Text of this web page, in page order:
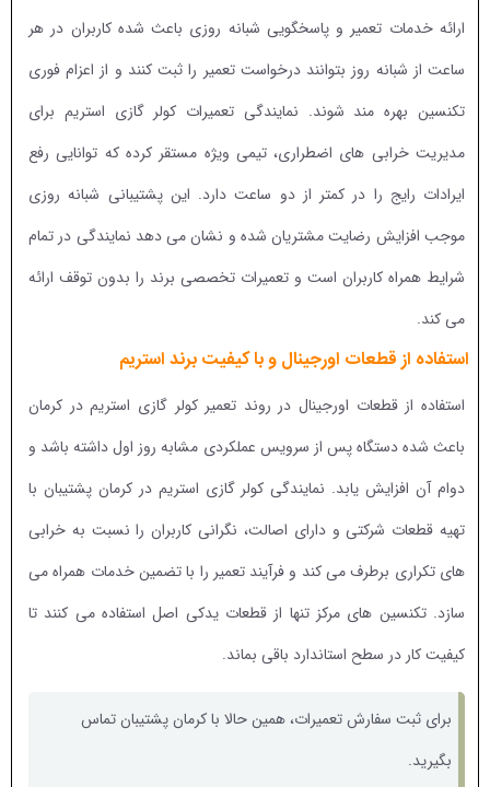
ارائه خدمات تعمیر و پاسخگویی شبانه روزی باعث شده کاربران در هر
ساعت از شبانه روز بتوانند درخواست تعمیر را ثبت کنند و از اعزام فوری
تکنسین بهره مند شوند. نمایندگی تعمیرات کولر گازی استریم برای
مدیریت خرابی های اضطراری، تیمی ویژه مستقر کرده که توانایی رفع
ایرادات رایج را در کمتر از دو ساعت دارد. این پشتیبانی شبانه روزی
موجب افزایش رضایت مشتریان شده و نشان می دهد نمایندگی در تمام
شرایط همراه کاربران است و تعمیرات تخصصی برند را بدون توقف ارائه
می کند.
استفاده از قطعات اورجینال و با کیفیت برند استریم
استفاده از قطعات اورجینال در روند تعمیر کولر گازی استریم در کرمان
باعث شده دستگاه پس از سرویس عملکردی مشابه روز اول داشته باشد و
دوام آن افزایش یابد. نمایندگی کولر گازی استریم در کرمان پشتیبان با
تهیه قطعات شرکتی و دارای اصالت، نگرانی کاربران را نسبت به خرابی
های تکراری برطرف می کند و فرآیند تعمیر را با تضمین خدمات همراه می
سازد. تکنسین های مرکز تنها از قطعات یدکی اصل استفاده می کنند تا
کیفیت کار در سطح استاندارد باقی بماند.
برای ثبت سفارش تعمیرات، همین حالا با کرمان پشتیبان تماس
بگیرید.